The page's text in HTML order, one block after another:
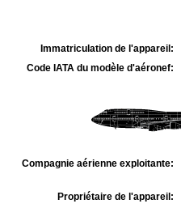
Immatriculation de l'appareil:
Code IATA du modèle d'aéronef:
Compagnie aérienne exploitante:
Propriétaire de l'appareil: